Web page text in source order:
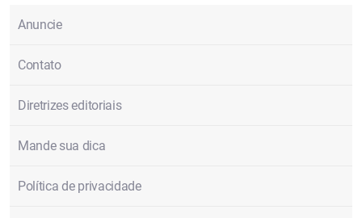
Anuncie
Contato
Diretrizes editoriais
Mande sua dica
Política de privacidade